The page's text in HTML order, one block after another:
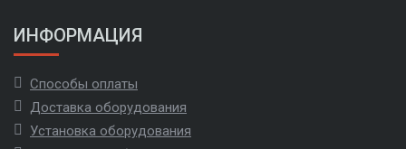
ИНФОРМАЦИЯ
Способы оплаты
Доставка оборудования
Установка оборудования